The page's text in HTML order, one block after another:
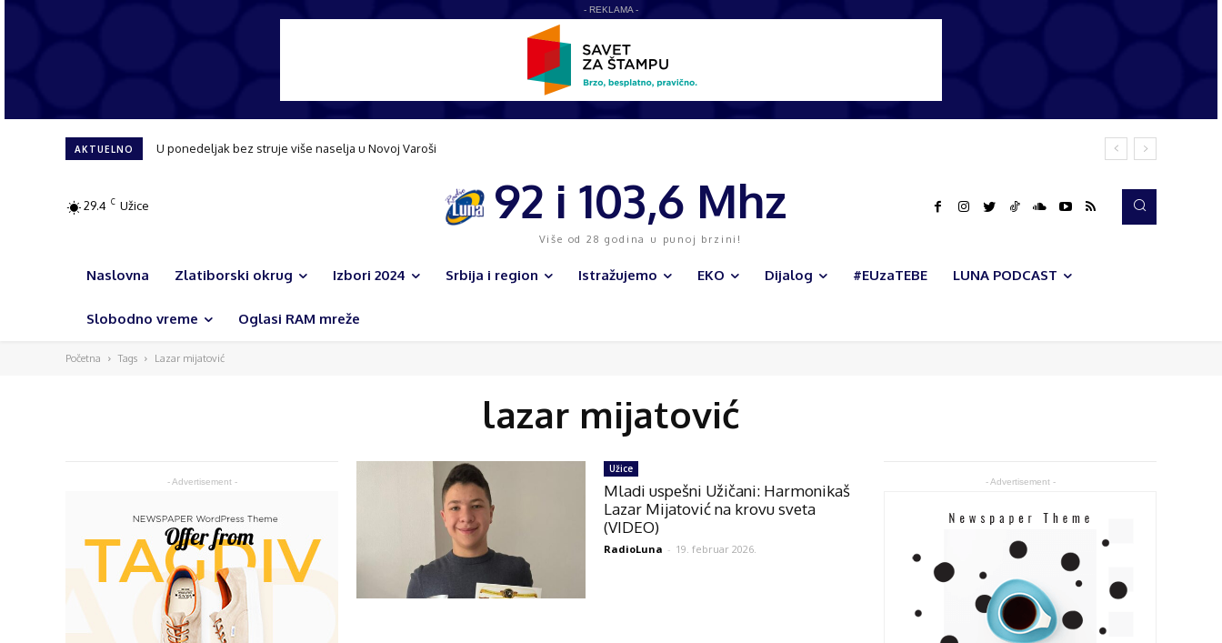
- REKLAMA -
AKTUELNO U ponedeljak bez struje više naselja u Novoj Varoši
29.4 C Užice 92 i 103,6 Mhz
Više od 28 godina u punoj brzini!
Naslovna Zlatiborski okrug Izbori 2024 Srbija i region Istražujemo EKO Dijalog #EUzaTEBE LUNA PODCAST
Slobodno vreme Oglasi RAM mreže
Početna Tags Lazar mijatović
lazar mijatović
- Advertisement -
Užice
Mladi uspešni Užičani: Harmonikaš
Lazar Mijatović na krovu sveta
(VIDEO)
RadioLuna - 19. februar 2026.
- Advertisement -